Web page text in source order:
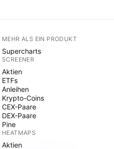
MEHR ALS EIN PRODUKT
Supercharts
SCREENER
Aktien
ETFs
Anleihen
Krypto-Coins
CEX-Paare
DEX-Paare
Pine
HEATMAPS
Aktien